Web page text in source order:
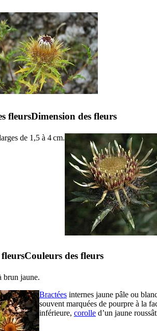
Dimension des fleurs
de 1,5 à 4 cm.
Couleurs des fleurs
brun jaune.
Bractées internes jaune pâle ou
souvent marquées de pourpre à la
inférieure, corolle d’un jaune